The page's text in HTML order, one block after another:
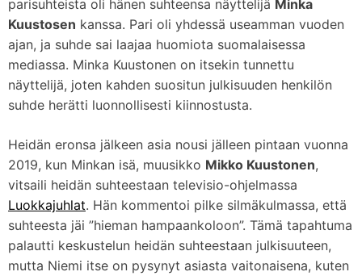
parisuhteista oli hänen suhteensa näyttelijä Minka
Kuustosen kanssa. Pari oli yhdessä useamman vuoden
ajan, ja suhde sai laajaa huomiota suomalaisessa
mediassa. Minka Kuustonen on itsekin tunnettu
näyttelijä, joten kahden suositun julkisuuden henkilön
suhde herätti luonnollisesti kiinnostusta.
Heidän eronsa jälkeen asia nousi jälleen pintaan vuonna
2019, kun Minkan isä, muusikko Mikko Kuustonen,
vitsaili heidän suhteestaan televisio-ohjelmassa
Luokkajuhlat. Hän kommentoi pilke silmäkulmassa, että
suhteesta jäi ”hieman hampaankoloon”. Tämä tapahtuma
palautti keskustelun heidän suhteestaan julkisuuteen,
mutta Niemi itse on pysynyt asiasta vaitonaisena, kuten